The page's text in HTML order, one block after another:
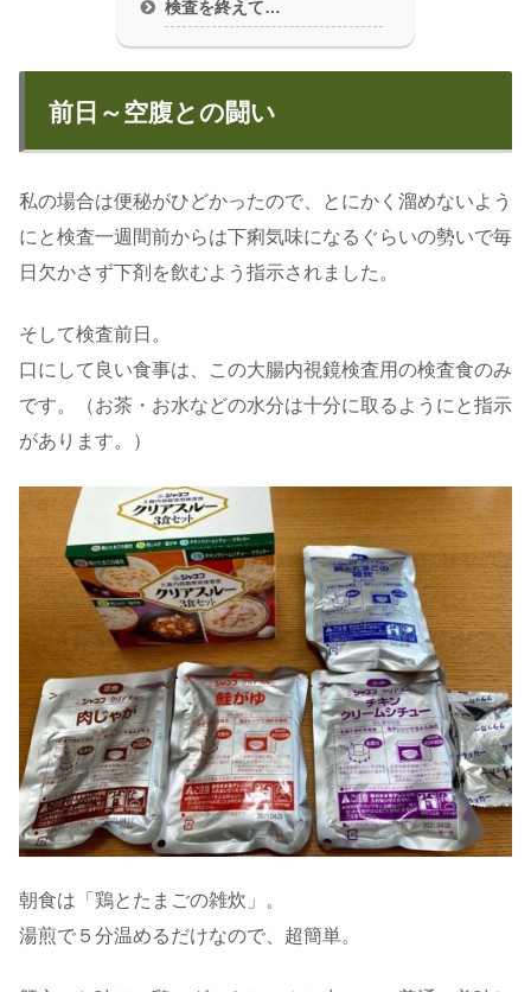
検査を終えて…
前日～空腹との闘い
私の場合は便秘がひどかったので、とにかく溜めないよう
にと検査一週間前からは下痢気味になるぐらいの勢いで毎
日欠かさず下剤を飲むよう指示されました。
そして検査前日。
口にして良い食事は、この大腸内視鏡検査用の検査食のみ
です。（お茶・お水などの水分は十分に取るようにと指示
があります。）
朝食は「鶏とたまごの雑炊」。
湯煎で５分温めるだけなので、超簡単。